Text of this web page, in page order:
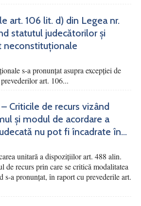
art. 106 lit. d) din Legea nr.
statutul judecătorilor și
neconstituționale
s-a pronunțat asupra excepției de
art. 106...
– Criticile de recurs vizând
și modul de acordare a
nu pot fi încadrate în...
unitară a dispozițiilor art. 488 alin.
de recurs prin care se critică modalitatea
s-a pronunțat, în raport cu prevederile art.